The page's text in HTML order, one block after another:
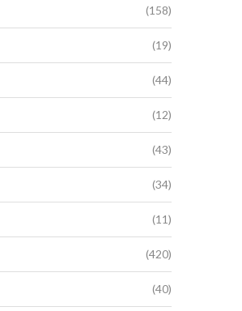
(158)
(19)
(44)
(12)
(43)
(34)
(11)
(420)
(40)